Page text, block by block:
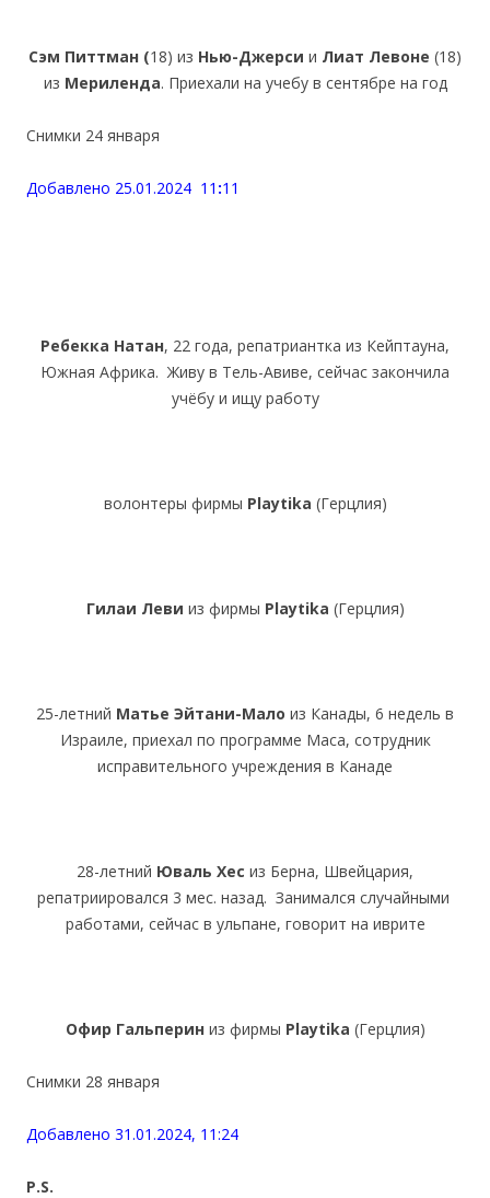
Сэм Питтман (18) из Нью-Джерси и Лиат Левоне (18)
из Мериленда. Приехали на учебу в сентябре на год
Снимки 24 января
Добавлено 25.01.2024 11 :11
Ребекка Натан, 22 года, репатриантка из Кейптауна,
Южная Африка. Живу в Тель-Авиве, сейчас закончила
учёбу и ищу работу
волонтеры фирмы Playtika (Герцлия)
Гилаи Леви из фирмы Playtika (Герцлия)
25-летний Матье Эйтани-Мало из Канады, 6 недель в
Израиле, приехал по программе Маса, сотрудник
исправительного учреждения в Канаде
28-летний Юваль Хес из Берна, Швейцария,
репатриировался 3 мес. назад. Занимался случайными
работами, сейчас в ульпане, говорит на иврите
Офир Гальпериниз фирмы Playtika (Герцлия)
Снимки 28 января
Добавлено 31.01.2024, 11:24
P.S.